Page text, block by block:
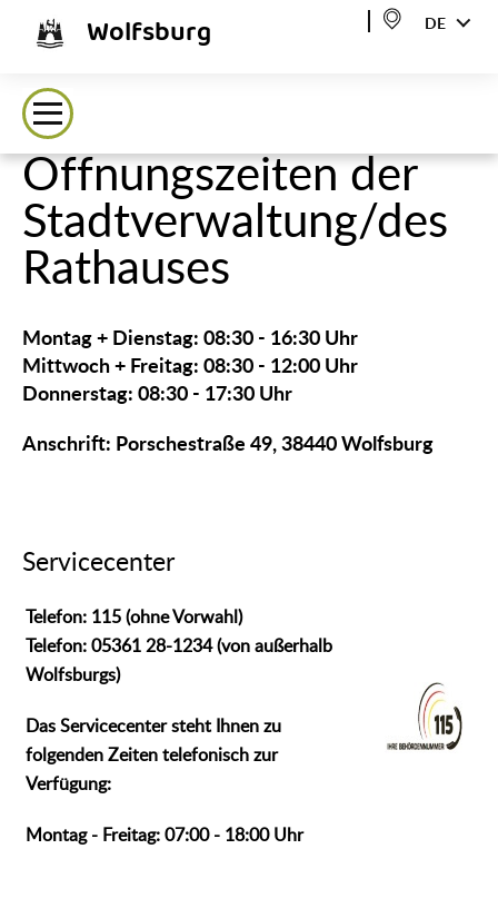
Wolfsburg DE
Öffnungszeiten der
Stadtverwaltung/des
Rathauses
Montag + Dienstag: 08:30 - 16:30 Uhr
Mittwoch + Freitag: 08:30 - 12:00 Uhr
Donnerstag: 08:30 - 17:30 Uhr
Anschrift: Porschestraße 49, 38440 Wolfsburg
Servicecenter
Telefon: 115 (ohne Vorwahl)
Telefon: 05361 28-1234 (von außerhalb
Wolfsburgs)
Das Servicecenter steht Ihnen zu
folgenden Zeiten telefonisch zur
Verfügung:
Montag - Freitag: 07:00 - 18:00 Uhr